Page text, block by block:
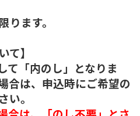
ます。
て】
て「内のし」となりま
合は、申込時にご希望の
い。